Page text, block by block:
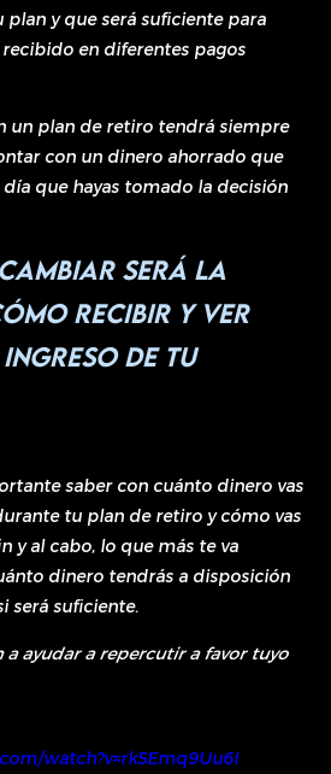
y que será suficiente para
en diferentes pagos
un plan de retiro tendrá siempre
con un dinero ahorrado que
que hayas tomado la decisión
será la
recibir y ver
de tu
saber con cuánto dinero vas
tu plan de retiro y cómo vas
y al cabo, lo que más te va
dinero tendrás a disposición
será suficiente.
a ayudar a repercutir a favor tuyo
watch?v=rk5Emq9Uu6I